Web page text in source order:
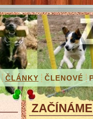
ČLÁNKY ČLENOVÉ